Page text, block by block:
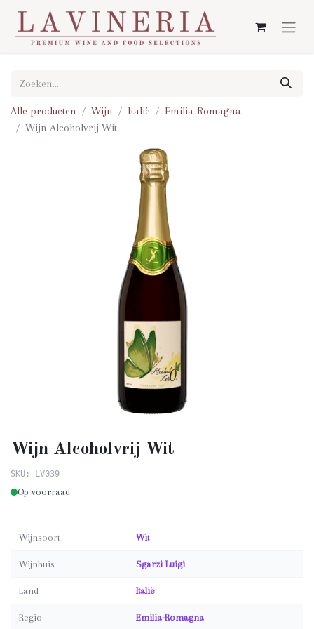
Alle producten Wijn Italië
Emilia-Romagna
Wijn Alcoholvrij Wit
Wijn Alcoholvrij Wit
SKU: LV039
Op voorraad
Wijnsoort Wit
Wijnhuis Sgarzi Luigi
Land Italië
Regio Emilia-Romagna